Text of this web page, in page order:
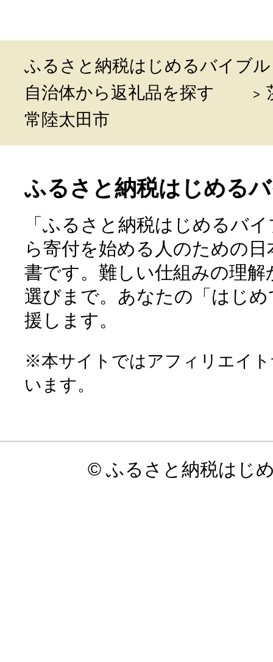
ふるさと納税はじめるバイブル
自治体から返礼品を探す
常陸太田市
ふるさと納税はじめる
「ふるさと納税はじめるバ
ら寄付を始める人のための
書です。難しい仕組みの理
選びまで。あなたの「はじ
援します。
※本サイトではアフィリエイ
います。
© ふるさと納税はじ